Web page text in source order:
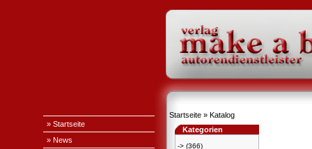
» Startseite
» News
Startseite » Katalog
Kategorien
-> (366)